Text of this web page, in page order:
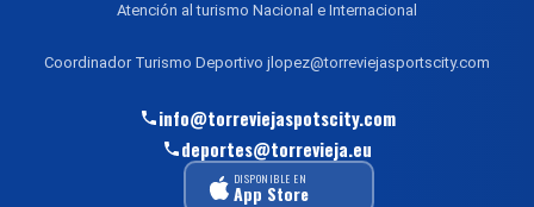
Atención al turismo Nacional e Internacional
Coordinador Turismo Deportivo jlopez@torreviejasportscity.com
info@torreviejaspotscity.com
deportes@torrevieja.eu
DISPONIBLE EN
App Store